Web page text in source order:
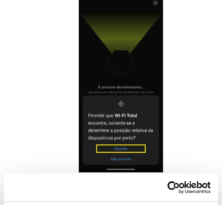
Após ser identificado extender pretendido, escolha